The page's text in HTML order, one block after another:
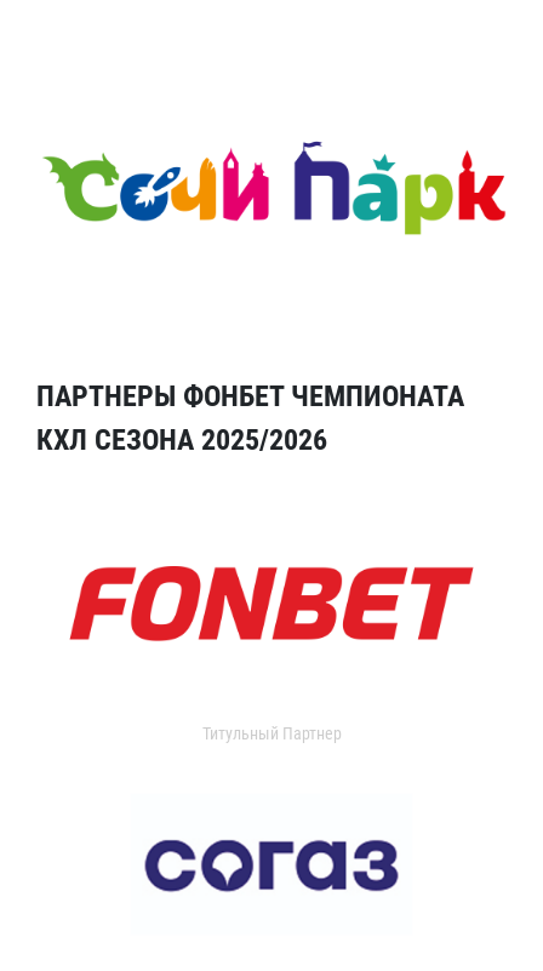
ПАРТНЕРЫ ФОНБЕТ ЧЕМПИОНАТА
КХЛ СЕЗОНА 2025/2026
Титульный Партнер